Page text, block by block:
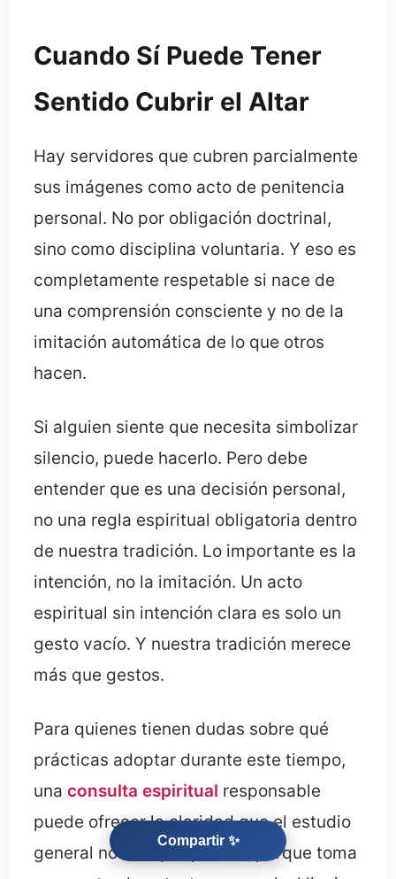
Cuando Sí Puede Tener
Sentido Cubrir el Altar
Hay servidores que cubren parcialmente
sus imágenes como acto de penitencia
personal. No por obligación doctrinal,
sino como disciplina voluntaria. Y eso es
completamente respetable si nace de
una comprensión consciente y no de la
imitación automática de lo que otros
hacen.
Si alguien siente que necesita simbolizar
silencio, puede hacerlo. Pero debe
entender que es una decisión personal,
no una regla espiritual obligatoria dentro
de nuestra tradición. Lo importante es la
intención, no la imitación. Un acto
espiritual sin intención clara es solo un
gesto vacío. Y nuestra tradición merece
más que gestos.
Para quienes tienen dudas sobre qué
prácticas adoptar durante este tiempo,
una consulta espiritual responsable
puede ofrecer la claridad que el estudio
general no siempre provee, porque toma
Compartir ✨